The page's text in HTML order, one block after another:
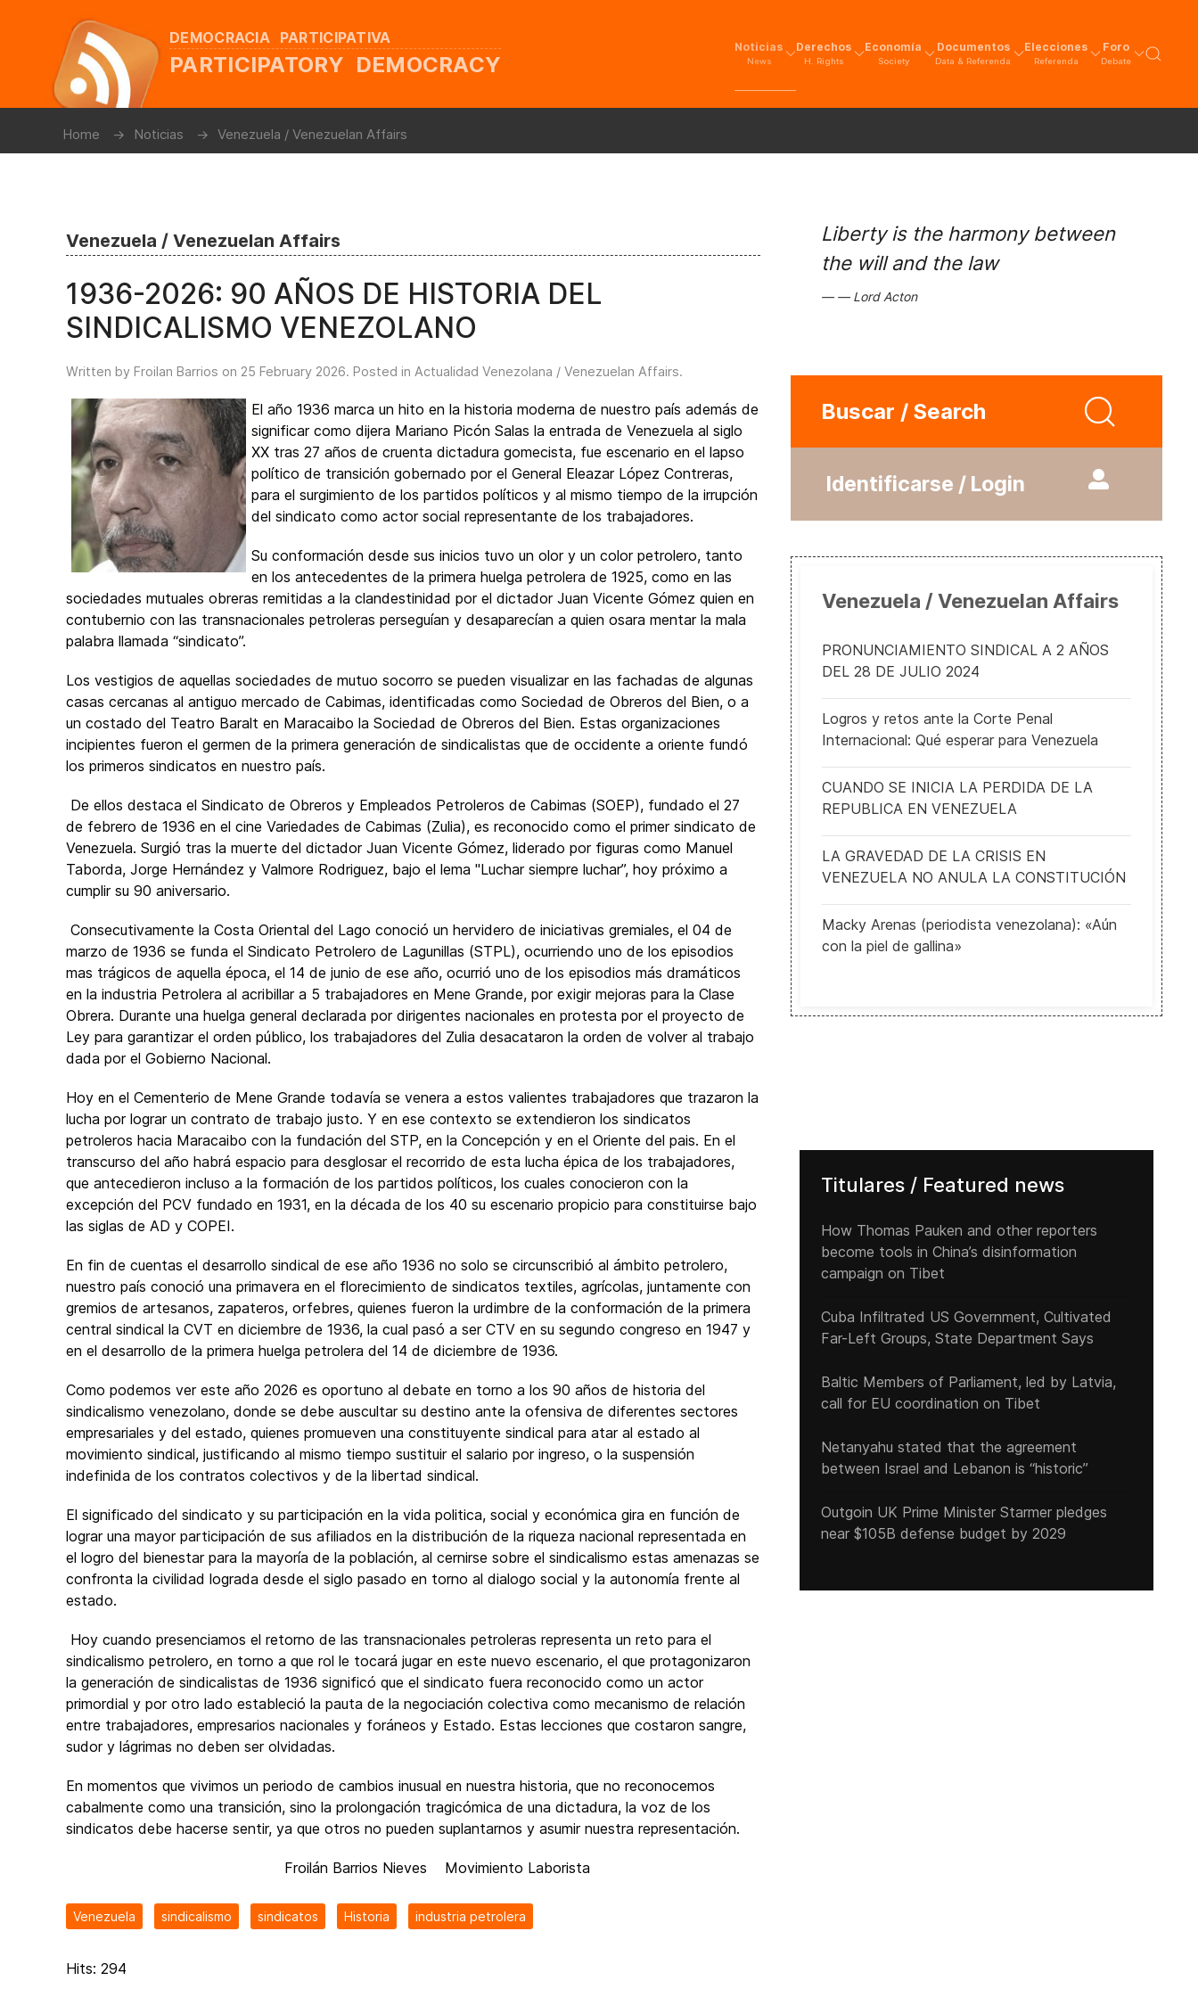
DEMOCRACIA PARTICIPATIVA
PARTICIPATORY DEMOCRACY
Noticias
News
Derechos
H. Rights
Economía
Society
Documentos
Data & Referenda
Elecciones
Referenda
Foro
Debate
Home Noticias Venezuela / Venezuelan Affairs
Venezuela / Venezuelan Affairs
1936-2026: 90 AÑOS DE HISTORIA DEL
SINDICALISMO VENEZOLANO
Written by Froilan Barrios on 25 February 2026. Posted in Actualidad Venezolana / Venezuelan Affairs.
El año 1936 marca un hito en la historia moderna de nuestro país además de
significar como dijera Mariano Picón Salas la entrada de Venezuela al siglo
XX tras 27 años de cruenta dictadura gomecista, fue escenario en el lapso
político de transición gobernado por el General Eleazar López Contreras,
para el surgimiento de los partidos políticos y al mismo tiempo de la irrupción
del sindicato como actor social representante de los trabajadores.
Su conformación desde sus inicios tuvo un olor y un color petrolero, tanto
en los antecedentes de la primera huelga petrolera de 1925, como en las
sociedades mutuales obreras remitidas a la clandestinidad por el dictador Juan Vicente Gómez quien en
contubernio con las transnacionales petroleras perseguían y desaparecían a quien osara mentar la mala
palabra llamada “sindicato”.
Los vestigios de aquellas sociedades de mutuo socorro se pueden visualizar en las fachadas de algunas
casas cercanas al antiguo mercado de Cabimas, identificadas como Sociedad de Obreros del Bien, o a
un costado del Teatro Baralt en Maracaibo la Sociedad de Obreros del Bien. Estas organizaciones
incipientes fueron el germen de la primera generación de sindicalistas que de occidente a oriente fundó
los primeros sindicatos en nuestro país.
De ellos destaca el Sindicato de Obreros y Empleados Petroleros de Cabimas (SOEP), fundado el 27
de febrero de 1936 en el cine Variedades de Cabimas (Zulia), es reconocido como el primer sindicato de
Venezuela. Surgió tras la muerte del dictador Juan Vicente Gómez, liderado por figuras como Manuel
Taborda, Jorge Hernández y Valmore Rodriguez, bajo el lema "Luchar siempre luchar”, hoy próximo a
cumplir su 90 aniversario.
Consecutivamente la Costa Oriental del Lago conoció un hervidero de iniciativas gremiales, el 04 de
marzo de 1936 se funda el Sindicato Petrolero de Lagunillas (STPL), ocurriendo uno de los episodios
mas trágicos de aquella época, el 14 de junio de ese año, ocurrió uno de los episodios más dramáticos
en la industria Petrolera al acribillar a 5 trabajadores en Mene Grande, por exigir mejoras para la Clase
Obrera. Durante una huelga general declarada por dirigentes nacionales en protesta por el proyecto de
Ley para garantizar el orden público, los trabajadores del Zulia desacataron la orden de volver al trabajo
dada por el Gobierno Nacional.
Hoy en el Cementerio de Mene Grande todavía se venera a estos valientes trabajadores que trazaron la
lucha por lograr un contrato de trabajo justo. Y en ese contexto se extendieron los sindicatos
petroleros hacia Maracaibo con la fundación del STP, en la Concepción y en el Oriente del pais. En el
transcurso del año habrá espacio para desglosar el recorrido de esta lucha épica de los trabajadores,
que antecedieron incluso a la formación de los partidos políticos, los cuales conocieron con la
excepción del PCV fundado en 1931, en la década de los 40 su escenario propicio para constituirse bajo
las siglas de AD y COPEI.
En fin de cuentas el desarrollo sindical de ese año 1936 no solo se circunscribió al ámbito petrolero,
nuestro país conoció una primavera en el florecimiento de sindicatos textiles, agrícolas, juntamente con
gremios de artesanos, zapateros, orfebres, quienes fueron la urdimbre de la conformación de la primera
central sindical la CVT en diciembre de 1936, la cual pasó a ser CTV en su segundo congreso en 1947 y
en el desarrollo de la primera huelga petrolera del 14 de diciembre de 1936.
Como podemos ver este año 2026 es oportuno al debate en torno a los 90 años de historia del
sindicalismo venezolano, donde se debe auscultar su destino ante la ofensiva de diferentes sectores
empresariales y del estado, quienes promueven una constituyente sindical para atar al estado al
movimiento sindical, justificando al mismo tiempo sustituir el salario por ingreso, o la suspensión
indefinida de los contratos colectivos y de la libertad sindical.
El significado del sindicato y su participación en la vida politica, social y económica gira en función de
lograr una mayor participación de sus afiliados en la distribución de la riqueza nacional representada en
el logro del bienestar para la mayoría de la población, al cernirse sobre el sindicalismo estas amenazas se
confronta la civilidad lograda desde el siglo pasado en torno al dialogo social y la autonomía frente al
estado.
Hoy cuando presenciamos el retorno de las transnacionales petroleras representa un reto para el
sindicalismo petrolero, en torno a que rol le tocará jugar en este nuevo escenario, el que protagonizaron
la generación de sindicalistas de 1936 significó que el sindicato fuera reconocido como un actor
primordial y por otro lado estableció la pauta de la negociación colectiva como mecanismo de relación
entre trabajadores, empresarios nacionales y foráneos y Estado. Estas lecciones que costaron sangre,
sudor y lágrimas no deben ser olvidadas.
En momentos que vivimos un periodo de cambios inusual en nuestra historia, que no reconocemos
cabalmente como una transición, sino la prolongación tragicómica de una dictadura, la voz de los
sindicatos debe hacerse sentir, ya que otros no pueden suplantarnos y asumir nuestra representación.
Froilán Barrios Nieves Movimiento Laborista
Venezuela sindicalismo sindicatos Historia industria petrolera
Hits: 294
Liberty is the harmony between
the will and the law
Lord Acton
Buscar / Search
Identificarse / Login
Venezuela / Venezuelan Affairs
PRONUNCIAMIENTO SINDICAL A 2 AÑOS
DEL 28 DE JULIO 2024
Logros y retos ante la Corte Penal
Internacional: Qué esperar para Venezuela
CUANDO SE INICIA LA PERDIDA DE LA
REPUBLICA EN VENEZUELA
LA GRAVEDAD DE LA CRISIS EN
VENEZUELA NO ANULA LA CONSTITUCIÓN
Macky Arenas (periodista venezolana): «Aún
con la piel de gallina»
Titulares / Featured news
How Thomas Pauken and other reporters
become tools in China’s disinformation
campaign on Tibet
Cuba Infiltrated US Government, Cultivated
Far-Left Groups, State Department Says
Baltic Members of Parliament, led by Latvia,
call for EU coordination on Tibet
Netanyahu stated that the agreement
between Israel and Lebanon is “historic”
Outgoin UK Prime Minister Starmer pledges
near $105B defense budget by 2029